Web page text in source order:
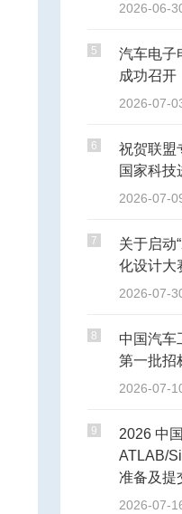
2026-06-
5
汽车电子
成功召开
2026-07-
6
祝贺联盟
国家科技
2026-07-
7
关于启动
化设计大
2026-07-
8
中国汽车
第一批招
2026-07-
9
2026 中
ATLAB/
准备及提
2026-07-